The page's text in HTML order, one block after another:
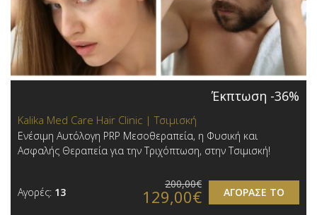
Έκπτωση -36%
Kalika Med Care Hair Clinic | Τσιμισκή
Ενέσιμη Αυτόλογη PRP Μεσοθεραπεία, η Φυσική και
Ασφαλής Θεραπεία για την Τριχόπτωση, στην Τσιμισκή!
Αγορές: 13 ΑΓΟΡΑΣΕ ΤΟ
200,00€
129,00€